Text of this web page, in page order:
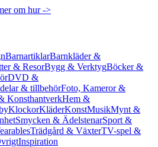
om hur ->
BarnartiklarBarnkläder &
& ResorBygg & VerktygBöcker &
DVD &
& tillbehörFoto, Kameror &
KonsthantverkHem &
KlockorKläderKonstMusikMynt &
Smycken & ÄdelstenarSport &
Trädgård & VäxterTV-spel &
Inspiration